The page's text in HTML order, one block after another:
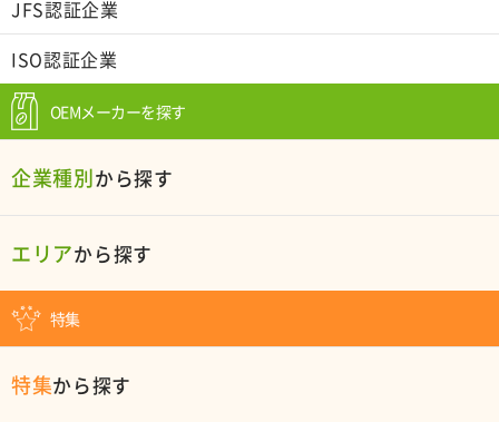
JFS認証企業
ISO認証企業
OEMメーカーを探す
企業種別から探す
エリアから探す
特集
特集から探す